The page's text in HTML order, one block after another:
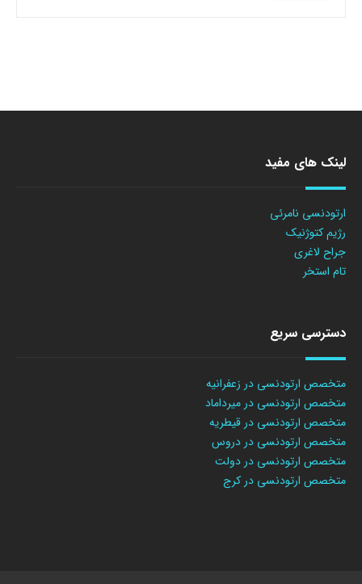
لینک های مفید
ارتودنسی نامرئی
رژیم کتوژنیک
جراح لاغری
تام استخر
دسترسی سریع
متخصص ارتودنسی در زعفرانیه
متخصص ارتودنسی در میرداماد
متخصص ارتودنسی در قیطریه
متخصص ارتودنسی در دروس
متخصص ارتودنسی در دولت
متخصص ارتودنسی در کرج